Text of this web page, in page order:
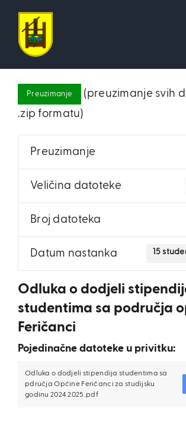
content
Preuzimanje
(preuzimanje svih
.zip formatu)
Preuzimanje
Veličina datoteke
Broj datoteka
Datum nastanka 15
Odluka o dodjeli
studentima sa područja
Feričanci
Pojedinačne datoteke u privitku:
Odluka o dodjeli stipendija studentima sa
pdručja Općine Feričanci za studijsku
godinu 2024.2025..pdf